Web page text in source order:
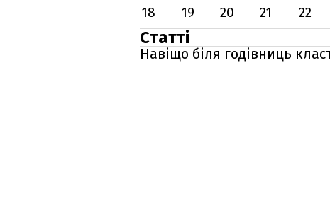
18
19 20 21 22
Статті
Навіщо біля годівниць